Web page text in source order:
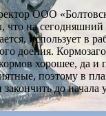
ООО
что на сегодняшний
использует в
доения.
хорошее, да и
поэтому в
до начала